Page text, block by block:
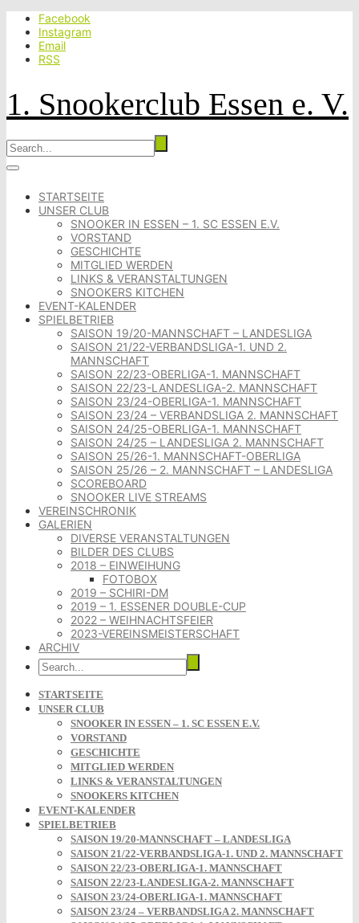
Facebook
Instagram
Email
RSS
1. Snookerclub Essen e. V.
STARTSEITE
UNSER CLUB
SNOOKER IN ESSEN – 1. SC ESSEN E.V.
VORSTAND
GESCHICHTE
MITGLIED WERDEN
LINKS & VERANSTALTUNGEN
SNOOKERS KITCHEN
EVENT-KALENDER
SPIELBETRIEB
SAISON 19/20-MANNSCHAFT – LANDESLIGA
SAISON 21/22-VERBANDSLIGA-1. UND 2.
MANNSCHAFT
SAISON 22/23-OBERLIGA-1. MANNSCHAFT
SAISON 22/23-LANDESLIGA-2. MANNSCHAFT
SAISON 23/24-OBERLIGA-1. MANNSCHAFT
SAISON 23/24 – VERBANDSLIGA 2. MANNSCHAFT
SAISON 24/25-OBERLIGA-1. MANNSCHAFT
SAISON 24/25 – LANDESLIGA 2. MANNSCHAFT
SAISON 25/26-1. MANNSCHAFT-OBERLIGA
SAISON 25/26 – 2. MANNSCHAFT – LANDESLIGA
SCOREBOARD
SNOOKER LIVE STREAMS
VEREINSCHRONIK
GALERIEN
DIVERSE VERANSTALTUNGEN
BILDER DES CLUBS
2018 – EINWEIHUNG
FOTOBOX
2019 – SCHIRI-DM
2019 – 1. ESSENER DOUBLE-CUP
2022 – WEIHNACHTSFEIER
2023-VEREINSMEISTERSCHAFT
ARCHIV
STARTSEITE
UNSER CLUB
SNOOKER IN ESSEN – 1. SC ESSEN E.V.
VORSTAND
GESCHICHTE
MITGLIED WERDEN
LINKS & VERANSTALTUNGEN
SNOOKERS KITCHEN
EVENT-KALENDER
SPIELBETRIEB
SAISON 19/20-MANNSCHAFT – LANDESLIGA
SAISON 21/22-VERBANDSLIGA-1. UND 2. MANNSCHAFT
SAISON 22/23-OBERLIGA-1. MANNSCHAFT
SAISON 22/23-LANDESLIGA-2. MANNSCHAFT
SAISON 23/24-OBERLIGA-1. MANNSCHAFT
SAISON 23/24 – VERBANDSLIGA 2. MANNSCHAFT